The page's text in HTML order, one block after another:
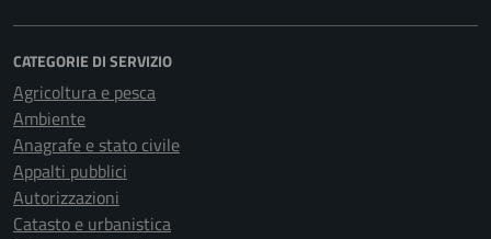
CATEGORIE DI SERVIZIO
Agricoltura e pesca
Ambiente
Anagrafe e stato civile
Appalti pubblici
Autorizzazioni
Catasto e urbanistica